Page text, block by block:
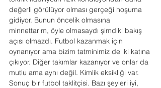
değerli görülüyor olması gerçeği hoşuma
gidiyor. Bunun öncelik olmasına
minnettarım, öyle olmasaydı şimdiki bakış
açısı olmazdı. Futbol kazanmak için
oynanıyor ama bizim tatminimiz de iki katına
çıkıyor. Diğer takımlar kazanıyor ve onlar da
mutlu ama aynı değil. Kimlik eksikliği var.
Sonuç bir futbol taklitçisi. Bazı şeyleri iyi,